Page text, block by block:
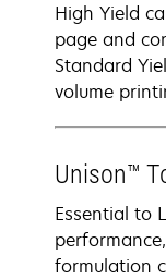
High Yield
page and
Standard
volume
Unison™
Essential to
formulation